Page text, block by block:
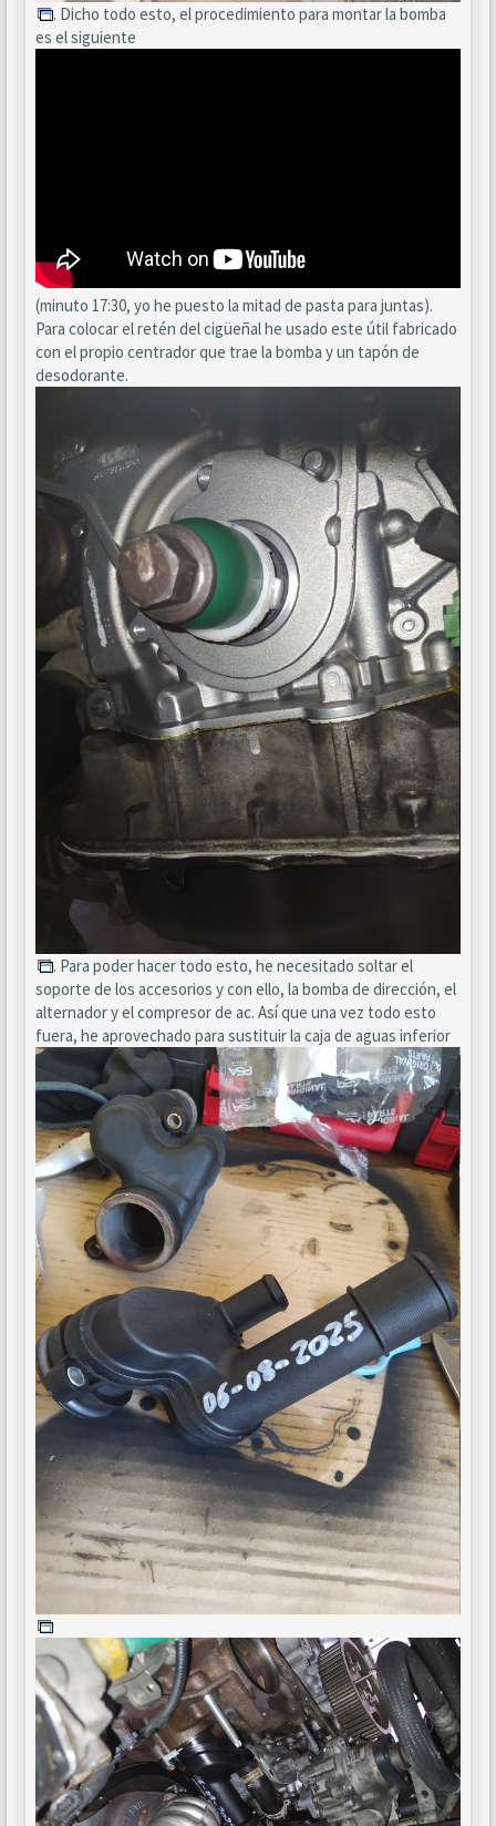
. Dicho todo esto, el procedimiento para montar la bomba
es el siguiente
(minuto 17:30, yo he puesto la mitad de pasta para juntas).
Para colocar el retén del cigüeñal he usado este útil fabricado
con el propio centrador que trae la bomba y un tapón de
desodorante.
. Para poder hacer todo esto, he necesitado soltar el
soporte de los accesorios y con ello, la bomba de dirección, el
alternador y el compresor de ac. Así que una vez todo esto
fuera, he aprovechado para sustituir la caja de aguas inferior